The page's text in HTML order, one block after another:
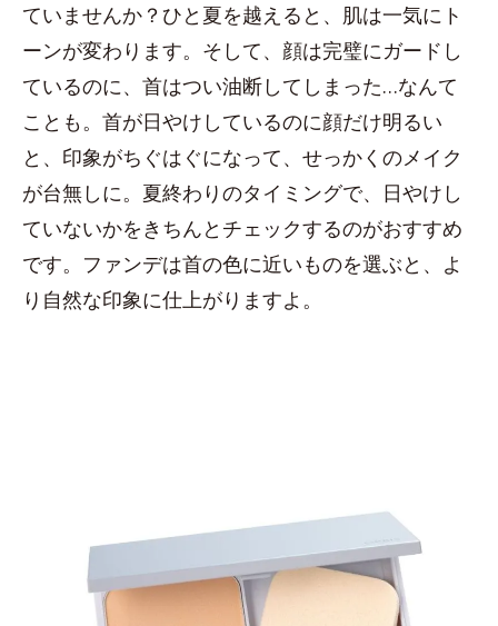
ていませんか？ひと夏を越えると、肌は一気にト
ーンが変わります。そして、顔は完璧にガードし
ているのに、首はつい油断してしまった…なんて
ことも。首が日やけしているのに顔だけ明るい
と、印象がちぐはぐになって、せっかくのメイク
が台無しに。夏終わりのタイミングで、日やけし
ていないかをきちんとチェックするのがおすすめ
です。ファンデは首の色に近いものを選ぶと、よ
り自然な印象に仕上がりますよ。